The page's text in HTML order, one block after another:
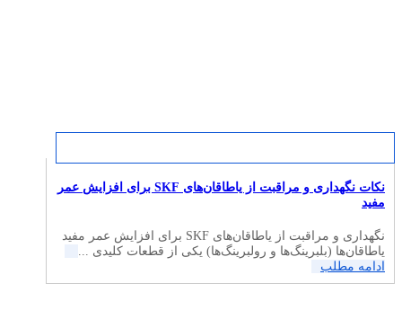
نکات نگهداری و مراقبت از یاطاقان‌های SKF برای افزایش عمر
مفید
نگهداری و مراقبت از یاطاقان‌های SKF برای افزایش عمر مفید
یاطاقان‌ها (بلبرینگ‌ها و رولبرینگ‌ها) یکی از قطعات کلیدی ...
ادامه مطلب